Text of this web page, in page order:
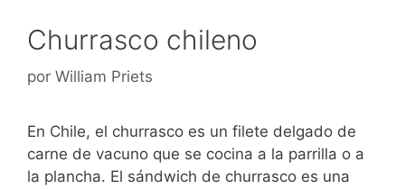
Churrasco chileno
por William Priets
En Chile, el churrasco es un filete delgado de
carne de vacuno que se cocina a la parrilla o a
la plancha. El sándwich de churrasco es una